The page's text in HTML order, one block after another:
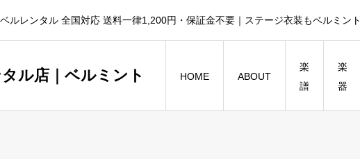
ルレンタル 全国対応 送料一律1,200円・保証金不要｜ステージ衣装もベルミント
ル店｜ベルミント HOME ABOUT
楽
譜
楽
器